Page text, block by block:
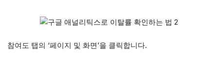
참여도 탭의 ‘페이지 및 화면’을 클릭합니다.